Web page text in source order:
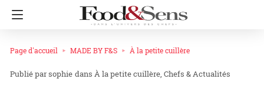
Page d'accueil MADE BY F&S À la petite cuillère
sophie dans À la petite cuillère Chefs & Actualités